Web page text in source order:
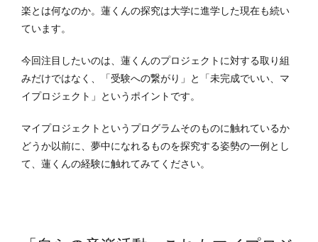
楽とは何なのか。蓮くんの探究は大学に進学した現在も続い
ています。
今回注目したいのは、蓮くんのプロジェクトに対する取り組
みだけではなく、「受験への繋がり」と「未完成でいい、マ
イプロジェクト」というポイントです。
マイプロジェクトというプログラムそのものに触れているか
どうか以前に、夢中になれるものを探究する姿勢の一例とし
て、蓮くんの経験に触れてみてください。